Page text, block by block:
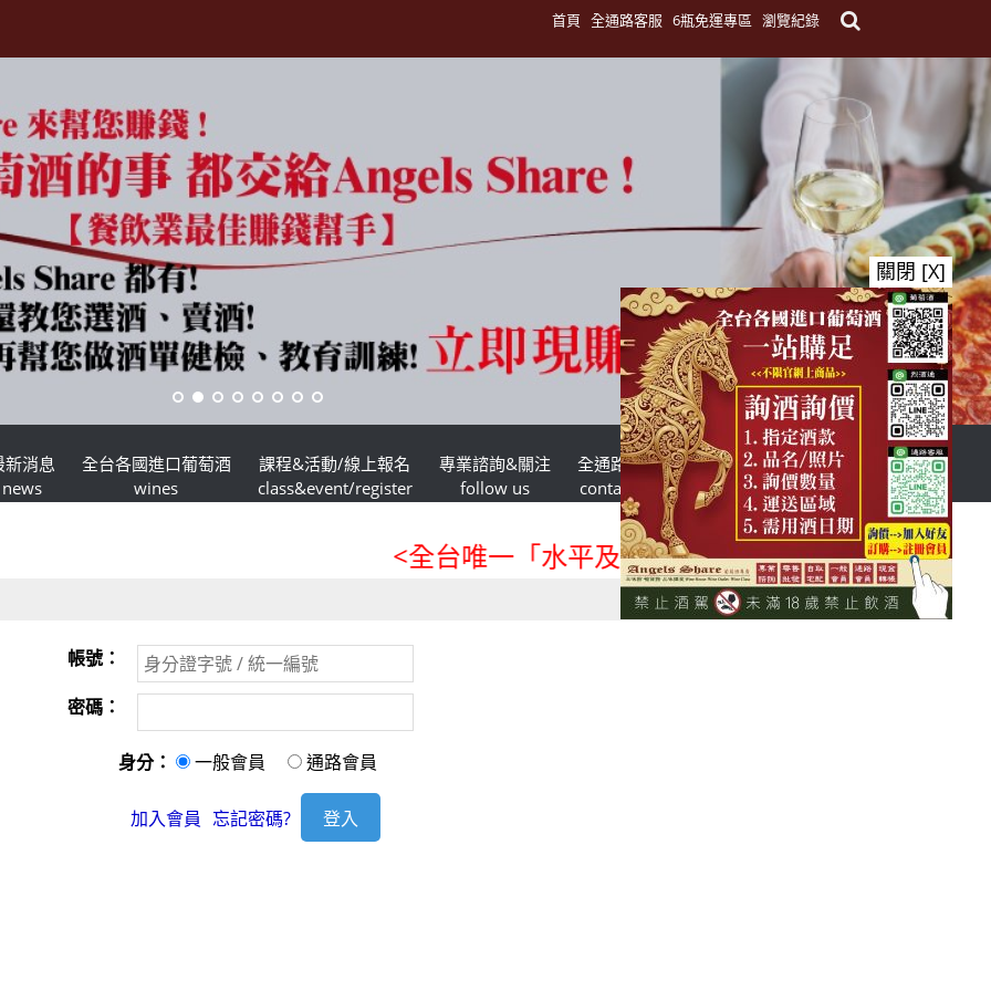
首頁 全通路客服 6瓶免運專區 瀏覽紀錄
新消息
news
全台各國進口葡萄酒
wines
課程&活動/線上報名
class&event/register
專業諮詢&關注
follow us
全通路客服
contact us
台灣酒商聯盟
TWSMA
首頁 會員登入
<全台唯一「水平及垂直整合、一次購足」各國進
帳號：
密碼：
身分： 一般會員 通路會員
加入會員 忘記密碼?
關閉 [X]